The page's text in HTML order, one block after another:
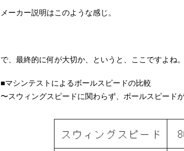
メーカー説明はこのような感じ。
で、最終的に何が大切か、というと、ここですよね。
■マシンテストによるボールスピードの比較
〜スウィングスピードに関わらず、ボールスピード